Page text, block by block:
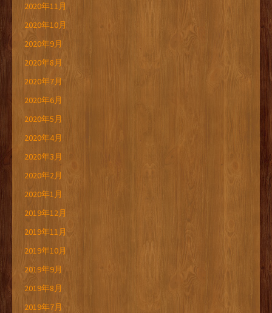
2020年11月
2020年10月
2020年9月
2020年8月
2020年7月
2020年6月
2020年5月
2020年4月
2020年3月
2020年2月
2020年1月
2019年12月
2019年11月
2019年10月
2019年9月
2019年8月
2019年7月